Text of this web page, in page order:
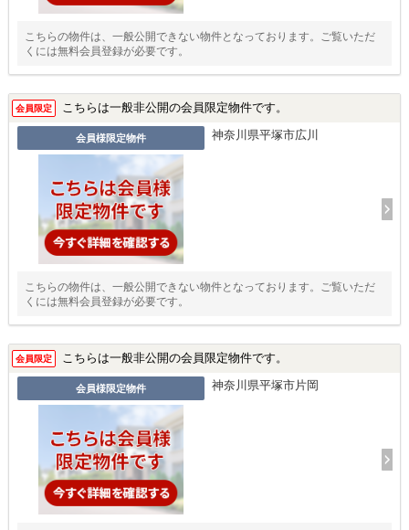
こちらの物件は、一般公開できない物件となっております。ご覧いただ
くには無料会員登録が必要です。
会員限定 こちらは一般非公開の会員限定物件です。
会員様限定物件 神奈川県平塚市広川
こちらの物件は、一般公開できない物件となっております。ご覧いただ
くには無料会員登録が必要です。
会員限定 こちらは一般非公開の会員限定物件です。
会員様限定物件 神奈川県平塚市片岡